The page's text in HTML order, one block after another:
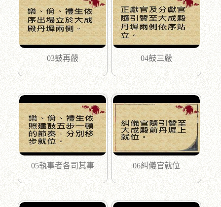
03鼓再嚴 04鼓三嚴
05執事者各司其事 06糾儀官就位